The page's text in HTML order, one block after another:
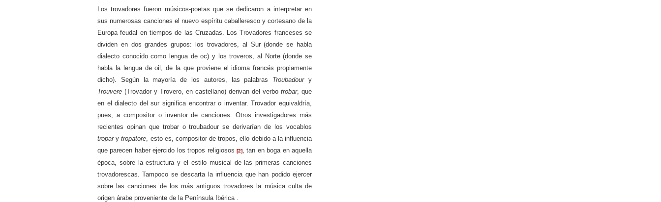
Los trovadores fueron músicos-poetas que se dedicaron a interpretar en
sus numerosas canciones el nuevo espíritu caballeresco y cortesano de la
Europa feudal en tiempos de las Cruzadas. Los Trovadores franceses se
dividen en dos grandes grupos: los trovadores, al Sur (donde se habla
dialecto conocido como lengua de oc) y los troveros, al Norte (donde se
habla la lengua de oil, de la que proviene el idioma francés propiamente
dicho). Según la mayoría de los autores, las palabras Troubadoury
Trouvere (Trovador y Trovero, en castellano) derivan del verbo trobar, que
en el dialecto del sur significa encontraro inventar. Trovador equivaldría,
pues, a compositor o inventor de canciones. Otros investigadores más
recientes opinan que trobar o troubadour se derivarían de los vocablos
troparytropatore, esto es, compositor de tropos, ello debido a la influencia
que parecen haber ejercido los tropos religiosos [2], tan en boga en aquella
época, sobre la estructura y el estilo musical de las primeras canciones
trovadorescas. Tampoco se descarta la influencia que han podido ejercer
sobre las canciones de los más antiguos trovadores la música culta de
origen árabe proveniente de la Península Ibérica .